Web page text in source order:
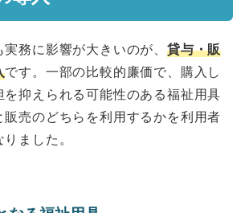
務に影響が大きいのが、 貸与・販
です。一部の比較的廉価で、購入し
を抑えられる可能性のある福祉用具
販売のどちらを利用するかを利用者
ました。